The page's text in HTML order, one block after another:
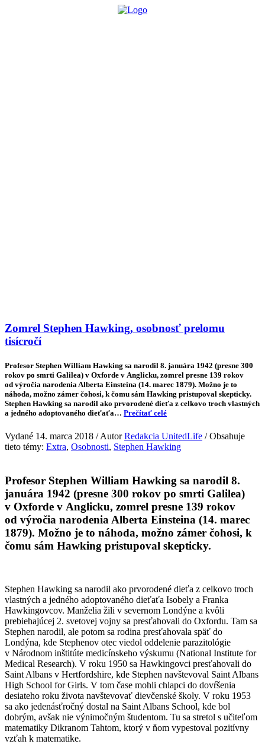
Zomrel Stephen Hawking, osobnosť prelomu
tisícročí
Profesor Stephen William Hawking sa narodil 8. januára 1942 (presne 300
rokov po smrti Galilea) v Oxforde v Anglicku, zomrel presne 139 rokov
od výročia narodenia Alberta Einsteina (14. marec 1879). Možno je to
náhoda, možno zámer čohosi, k čomu sám Hawking pristupoval skepticky.
Stephen Hawking sa narodil ako prvorodené dieťa z celkovo troch vlastných
a jedného adoptovaného dieťaťa… Prečítať celé
Vydané 14. marca 2018 / AutorRedakcia UnitedLife / Obsahuje
tieto témy: Extra, Osobnosti, Stephen Hawking
Profesor Stephen William Hawking sa narodil 8.
januára 1942 (presne 300 rokov po smrti Galilea)
v Oxforde v Anglicku, zomrel presne 139 rokov
od výročia narodenia Alberta Einsteina (14. marec
1879). Možno je to náhoda, možno zámer čohosi, k
čomu sám Hawking pristupoval skepticky.
Stephen Hawking sa narodil ako prvorodené dieťa z celkovo troch
vlastných a jedného adoptovaného dieťaťa Isobely a Franka
Hawkingovcov. Manželia žili v severnom Londýne a kvôli
prebiehajúcej 2. svetovej vojny sa presťahovali do Oxfordu. Tam sa
Stephen narodil, ale potom sa rodina presťahovala späť do
Londýna, kde Stephenov otec viedol oddelenie parazitológie
v Národnom inštitúte medicínskeho výskumu (National Institute for
Medical Research). V roku 1950 sa Hawkingovci presťahovali do
Saint Albans v Hertfordshire, kde Stephen navštevoval Saint Albans
High School for Girls. V tom čase mohli chlapci do dovŕšenia
desiateho roku života navštevovať dievčenské školy. V roku 1953
sa ako jedenásťročný dostal na Saint Albans School, kde bol
dobrým, avšak nie výnimočným študentom. Tu sa stretol s učiteľom
matematiky Dikranom Tahtom, ktorý v ňom vypestoval pozitívny
vzťah k matematike.